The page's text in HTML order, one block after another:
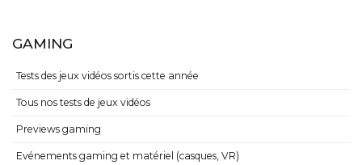
GAMING
Tests des jeux vidéos sortis cette année
Tous nos tests de jeux vidéos
Previews gaming
Evénements gaming et matériel (casques, VR)